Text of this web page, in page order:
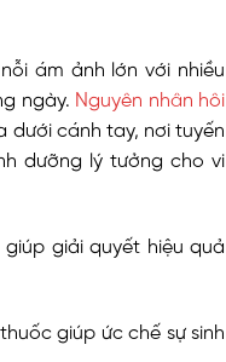
ám ảnh lớn với nhiều
ngày. Nguyên nhân hôi
dưới cánh tay, nơi tuyến
dưỡng lý tưởng cho vi
giải quyết hiệu quả
giúp ức chế sự sinh